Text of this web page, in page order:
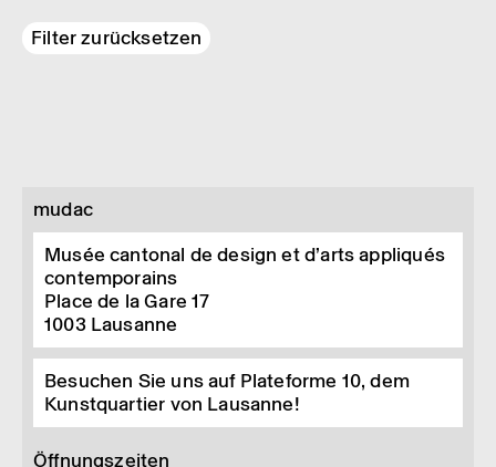
Filter zurücksetzen
mudac
Musée cantonal de design et d’arts appliqués
contemporains
Place de la Gare 17
1003 Lausanne
Besuchen Sie uns auf Plateforme 10, dem
Kunstquartier von Lausanne!
Öffnungszeiten